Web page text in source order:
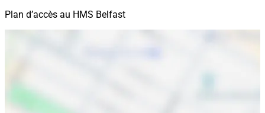
Plan d’accès au HMS Belfast